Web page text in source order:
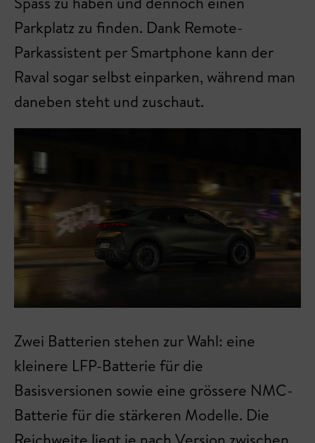
Parkplatz zu finden. Dank Remote-
Parkassistent per Smartphone kann der
Raval sogar selbst einparken, während man
daneben steht und zuschaut.
Zwei Batterien stehen zur Wahl: eine
kleinere LFP-Batterie für die
Basisversionen sowie eine grössere NMC-
Batterie für die stärkeren Modelle. Die